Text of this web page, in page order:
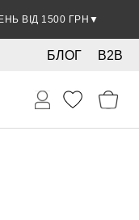
ВІД 1500 ГРН ▼
КАРТКОЮ ▼
B2B
БЛОГ